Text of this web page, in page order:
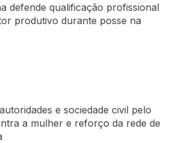
defende qualificação profissional
produtivo durante posse na
e sociedade civil pelo
a mulher e reforço da rede de